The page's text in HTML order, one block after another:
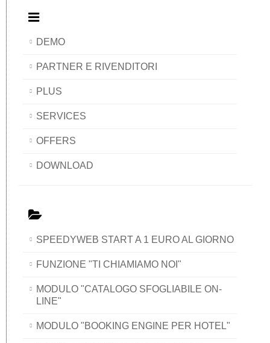
DEMO
PARTNER E RIVENDITORI
PLUS
SERVICES
OFFERS
DOWNLOAD
SPEEDYWEB START A 1 EURO AL GIORNO
FUNZIONE "TI CHIAMIAMO NOI"
MODULO "CATALOGO SFOGLIABILE ON-
LINE"
MODULO "BOOKING ENGINE PER HOTEL"